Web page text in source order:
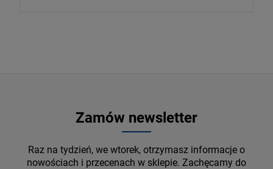
Zamów newsletter
Raz na tydzień, we wtorek, otrzymasz informacje o
nowościach i przecenach w sklepie. Zachęcamy do